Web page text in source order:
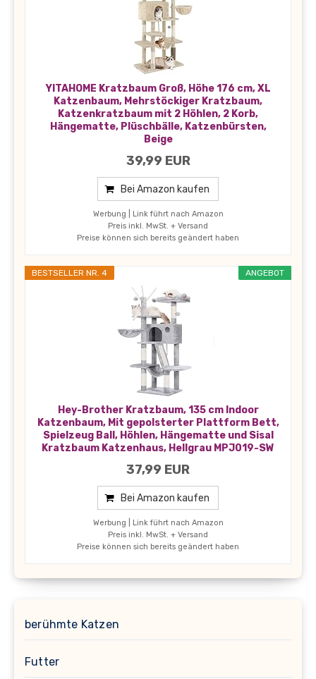
YITAHOME Kratzbaum Groß, Höhe 176 cm, XL
Katzenbaum, Mehrstöckiger Kratzbaum,
Katzenkratzbaum mit 2 Höhlen, 2 Korb,
Hängematte, Plüschbälle, Katzenbürsten,
Beige
39,99 EUR
Bei Amazon kaufen
Werbung | Link führt nach Amazon
Preis inkl. MwSt. + Versand
Preise können sich bereits geändert haben
ANGEBOT
BESTSELLER NR. 4
Hey-Brother Kratzbaum, 135 cm Indoor
Katzenbaum, Mit gepolsterter Plattform Bett,
Spielzeug Ball, Höhlen, Hängematte und Sisal
Kratzbaum Katzenhaus, Hellgrau MPJ019-SW
37,99 EUR
Bei Amazon kaufen
Werbung | Link führt nach Amazon
Preis inkl. MwSt. + Versand
Preise können sich bereits geändert haben
berühmte Katzen
Futter